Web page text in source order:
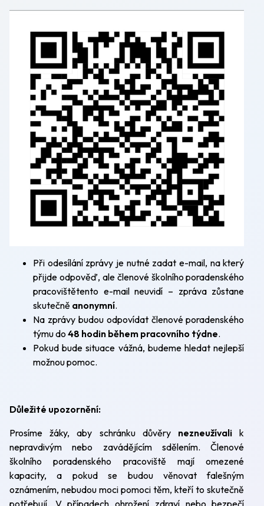
Při odesílání zprávy je nutné zadat e-mail, na který
přijde odpověď, ale členové školního poradenského
pracovištětento e-mail neuvidí – zpráva zůstane
skutečně anonymní.
Na zprávy budou odpovídat členové poradenského
týmu do 48 hodin během pracovního týdne.
Pokud bude situace vážná, budeme hledat nejlepší
možnou pomoc.
Důležité upozornění:
Prosíme žáky, aby schránku důvěry nezneužívali k
nepravdivým nebo zavádějícím sdělením. Členové
školního poradenského pracoviště mají omezené
kapacity, a pokud se budou věnovat falešným
oznámením, nebudou moci pomoci těm, kteří to skutečně
potřebují. V případech ohrožení zdraví nebo bezpečí